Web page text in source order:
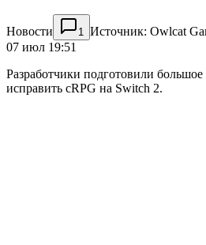
Новости 1
Источник: Owlcat
07 июл 19:51
Разработчики подготовили
исправить cRPG на Switch 2.